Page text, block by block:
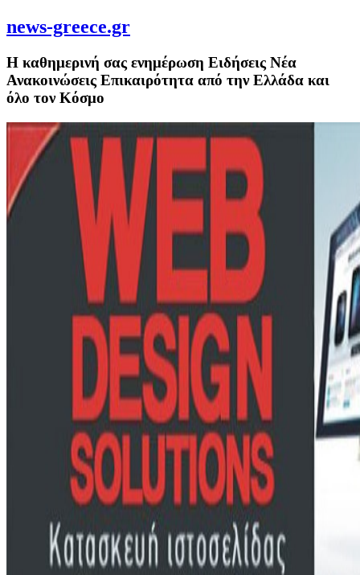
news-greece.gr
Η καθημερινή σας ενημέρωση Ειδήσεις Νέα
Ανακοινώσεις Επικαιρότητα από την Ελλάδα και
όλο τον Κόσμο